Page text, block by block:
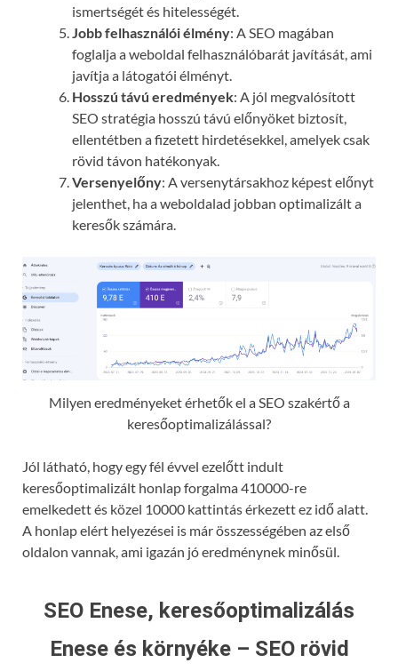
ismertségét és hitelességét.
Jobb felhasználói élmény: A SEO magában
foglalja a weboldal felhasználóbarát javítását, ami
javítja a látogatói élményt.
Hosszú távú eredmények: A jól megvalósított
SEO stratégia hosszú távú előnyöket biztosít,
ellentétben a fizetett hirdetésekkel, amelyek csak
rövid távon hatékonyak.
Versenyelőny: A versenytársakhoz képest előnyt
jelenthet, ha a weboldalad jobban optimalizált a
keresők számára.
Milyen eredményeket érhetők el a SEO szakértő a
keresőoptimalizálással?
Jól látható, hogy egy fél évvel ezelőtt indult
keresőoptimalizált honlap forgalma 410000-re
emelkedett és közel 10000 kattintás érkezett ez idő alatt.
A honlap elért helyezései is már összességében az első
oldalon vannak, ami igazán jó eredménynek minősül.
SEO Enese, keresőoptimalizálás
Enese és környéke – SEO rövid